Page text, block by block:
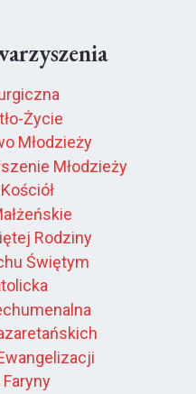
Życie
Młodzieży
Młodzieży
Rodziny
Świętym